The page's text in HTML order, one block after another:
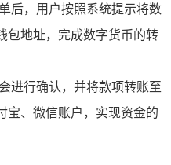
后，用户按照系统提示将数
包地址，完成数字货币的转
进行确认，并将款项转账至
宝、微信账户，实现资金的